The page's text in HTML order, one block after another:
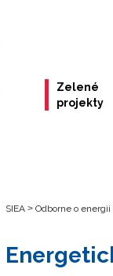
Zelené
projekty
SIEA > Odborne o energii